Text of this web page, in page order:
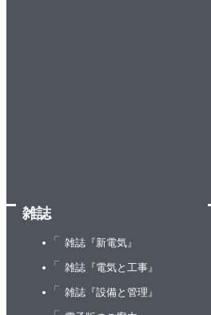
雑誌
雑誌『新電気』
雑誌『電気と工事』
雑誌『設備と管理』